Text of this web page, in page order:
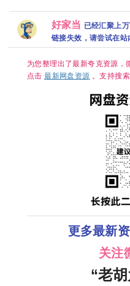
/ 惊悚 又名:
尸杀禁区(港)
/ 尸速禁区
(台) 夸克 影
片讲述了因
件而被封锁
的建筑内，
孤立无援的
【李知恩、
边佑锡｜喜
剧/爱情】夸
克
无 【郭
飞、任
｜喜剧/
疑】夸
好家当 已经汇聚上
链接失效，请尝试在站
为您整理出了最新夸克资源，
点击最新网盘资源 。支持搜
更多最新
关注
“老